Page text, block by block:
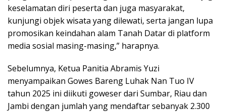
keselamatan diri peserta dan juga masyarakat,
kunjungi objek wisata yang dilewati, serta jangan lupa
promosikan keindahan alam Tanah Datar di platform
media sosial masing-masing,” harapnya.
Sebelumnya, Ketua Panitia Abramis Yuzi
menyampaikan Gowes Bareng Luhak Nan Tuo IV
tahun 2025 ini diikuti goweser dari Sumbar, Riau dan
Jambi dengan jumlah yang mendaftar sebanyak 2.300